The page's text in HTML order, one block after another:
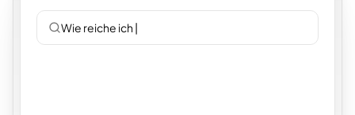
Wie reiche ich Urlaub e